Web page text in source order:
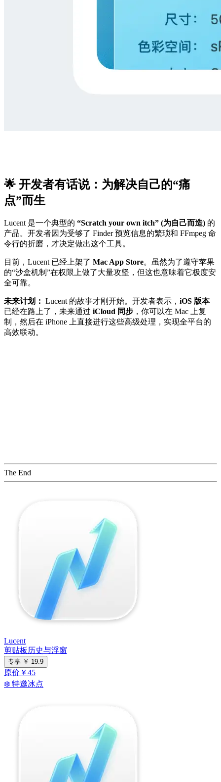
🌟 开发者有话说：为解决自己的“痛
点”而生
Lucent 是一个典型的 “Scratch your own itch” (为自己而造) 的
产品。开发者因为受够了 Finder 预览信息的繁琐和 FFmpeg 命
令行的折磨，才决定做出这个工具。
目前，Lucent 已经上架了 Mac App Store。虽然为了遵守苹果
的“沙盒机制”在权限上做了大量攻坚，但这也意味着它极度安
全可靠。
未来计划： Lucent 的故事才刚开始。开发者表示， iOS 版本
已经在路上了，未来通过 iCloud 同步 ，你可以在 Mac 上复
制，然后在 iPhone 上直接进行这些高级处理，实现全平台的
高效联动。
The End
Lucent
剪贴板历史与浮窗
专享 ￥ 19.9
原价￥45
❄️ 特邀冰点